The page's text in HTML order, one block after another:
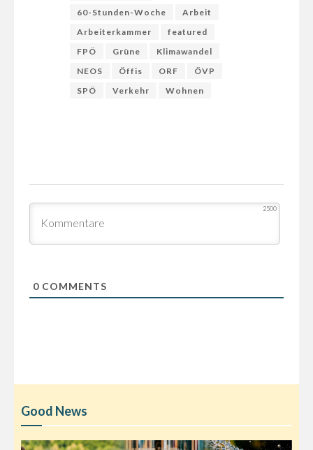
60-Stunden-Woche
Arbeit
Arbeiterkammer
featured
FPÖ
Grüne
Klimawandel
NEOS
Öffis ORF
ÖVP
SPÖ
Verkehr Wohnen
2500
0COMMENTS
Good News